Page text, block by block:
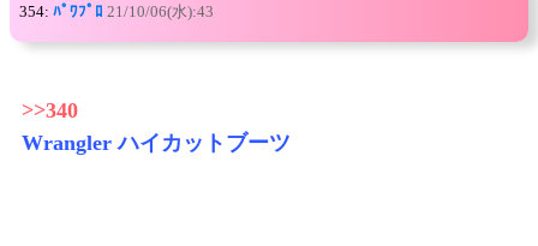
354: ﾊﾟﾜﾌﾟﾛ 21/10/06(水):43
>>340
Wrangler ハイカットブーツ